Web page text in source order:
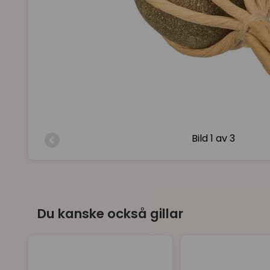
Bild1 av 3
Du kanske också gillar